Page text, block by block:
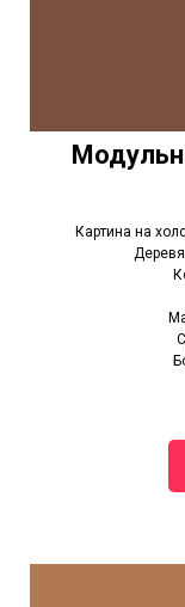
Картина на